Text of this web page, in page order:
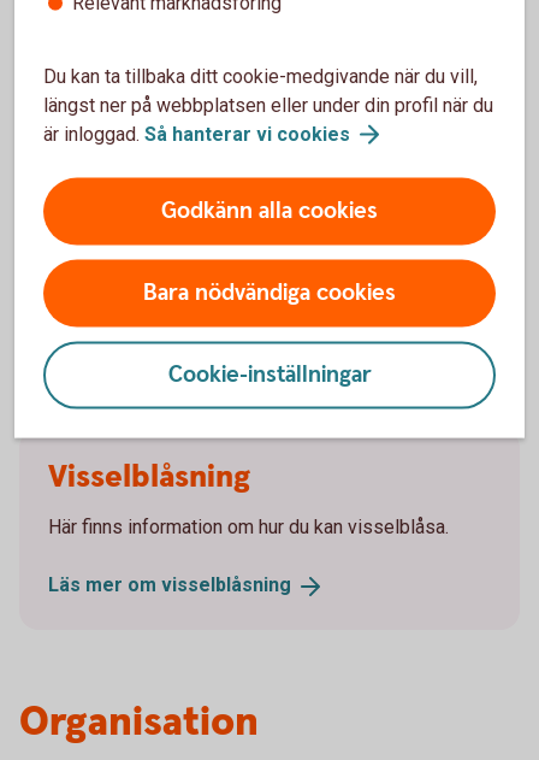
Uppförandekod
Sparbanken Alingsås mål är att skapa mervärde för
våra intressenter och bygga relationer baserade på
respekt, ansvar och förtroende med medarbetare,
kunder, ägare, andra affärskontakter, myndigheter
och vår omvärld – och att göra det på ett socialt,
hållbart och ansvarsfullt sätt.
Visselblåsning
Här finns information om hur du kan visselblåsa.
Läs mer om visselblåsning
Organisation
Du kan ta tillbaka ditt cookie-medgivande när du vill,
längst ner på webbplatsen eller under din profil när du
är inloggad. Så hanterar vi cookies
Godkänn alla cookies
Bara nödvändiga cookies
Cookie-inställningar